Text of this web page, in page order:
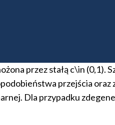
resetowaniem
resetowanie. Proces
przez stałą c\in (0,1).
przejścia oraz
Dla przypadku